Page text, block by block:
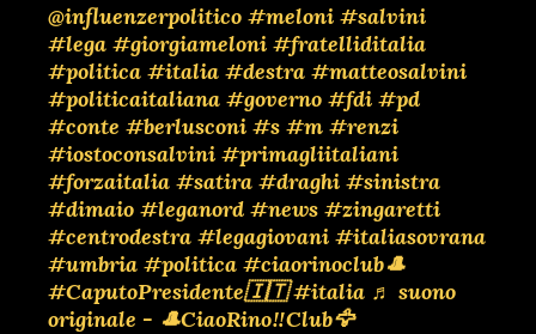
@influenzerpolitico #meloni #salvini
#lega #giorgiameloni #fratelliditalia
#politica #italia #destra #matteosalvini
#politicaitaliana #governo #fdi #pd
#conte #berlusconi #s #m #renzi
#iostoconsalvini #primagliitaliani
#forzaitalia #satira #draghi #sinistra
#dimaio #leganord #news #zingaretti
#centrodestra #legagiovani #italiasovrana
#umbria #politica #ciaorinoclub🎩
#CaputoPresidente🇮🇹 #italia ♬ suono
originale - 🎩CiaoRino‼️Club🦅